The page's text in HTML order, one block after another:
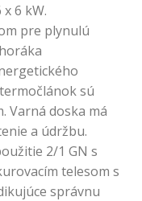
6 kW.
pre plynulú
sú
Varná doska má
a údržbu.
2/1 GN s
telesom s
správnu